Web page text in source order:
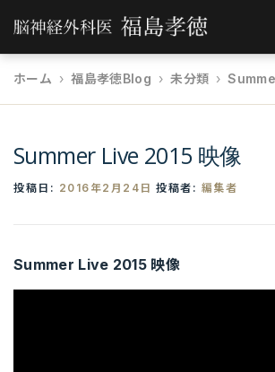
ン
キ
福島孝徳とは 福島式手術
ホーム 福島孝徳Blog 未分類
Summer Live 2015 映像
投稿日: 2016年2月24日 投稿者: 編集者
Summer Live 2015 映像